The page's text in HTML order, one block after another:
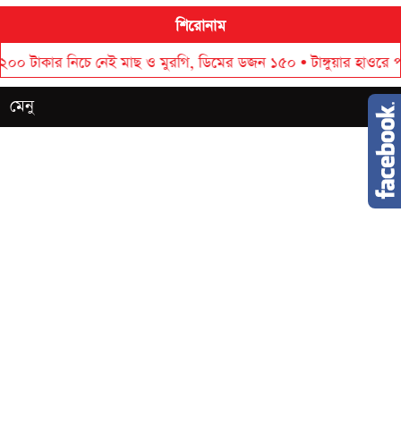
শিরোনাম
নিচে নেই মাছ ও মুরগি, ডিমের ডজন ১৫০•টাঙ্গুয়ার হাওরে
মেনু